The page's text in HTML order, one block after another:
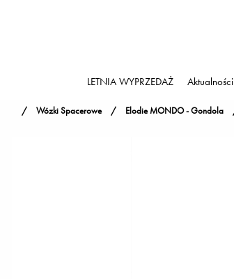
LETNIA WYPRZEDAŻ Aktualności
Wózki Spacerowe Elodie MONDO - Gondola